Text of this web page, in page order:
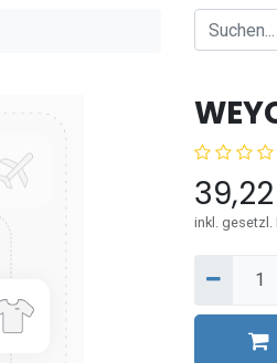
39,22
inkl. gesetzl.